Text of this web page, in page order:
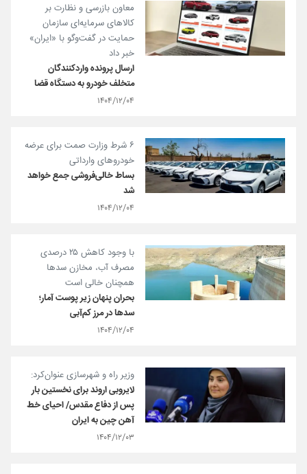
معاون بازرسی و نظارت بر
کالاهای سرمایه‌ای سازمان
حمایت در گفت‌وگو با «ایران»
خبر داد
ارسال پرونده واردکنندگان
متخلف خودرو به دستگاه قضا
۱۴۰۴/۱۲/۰۴
۶ شرط وزارت صمت برای عرضه
خودروهای وارداتی
بساط خالی‌فروشی جمع خواهد
شد
۱۴۰۴/۱۲/۰۴
با وجود کاهش ۲۵ درصدی
مصرف آب، مخازن سدها
همچنان خالی است
بحران پنهان زیر پوست آمار؛
سدها در مرز کم‌آبی
۱۴۰۴/۱۲/۰۴
وزیر راه و شهرسازی عنوان‌کرد:
لایروبی اروند برای نخستین بار
پس از دفاع مقدس/ احیای خط
آهن چین به ایران
۱۴۰۴/۱۲/۰۳